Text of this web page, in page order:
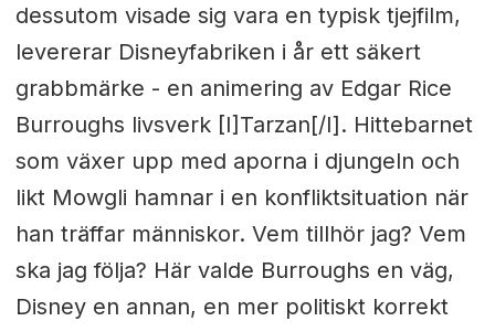
dessutom visade sig vara en typisk tjejfilm,
levererar Disneyfabriken i år ett säkert
grabbmärke - en animering av Edgar Rice
Burroughs livsverk [I]Tarzan[/I]. Hittebarnet
som växer upp med aporna i djungeln och
likt Mowgli hamnar i en konfliktsituation när
han träffar människor. Vem tillhör jag? Vem
ska jag följa? Här valde Burroughs en väg,
Disney en annan, en mer politiskt korrekt